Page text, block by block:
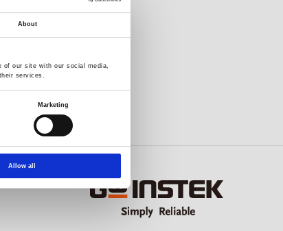
About
of our site with our social media,
services.
Marketing
Allow all